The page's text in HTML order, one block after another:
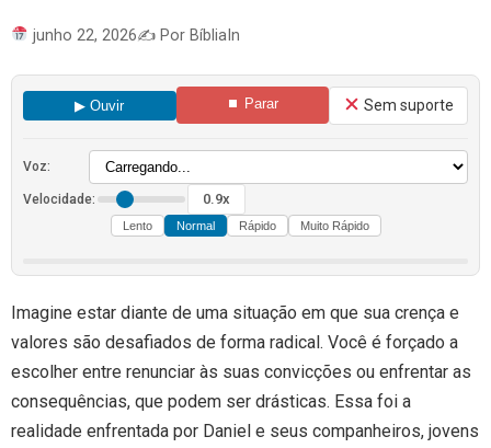
junho 22, 2026✍️ Por BíbliaIn
▶ Ouvir ⏹ Parar Sem suporte
Voz:
Velocidade: 0.9x
Lento Normal Rápido Muito Rápido
Imagine estar diante de uma situação em que sua crença e
valores são desafiados de forma radical. Você é forçado a
escolher entre renunciar às suas convicções ou enfrentar as
consequências, que podem ser drásticas. Essa foi a
realidade enfrentada por Daniel e seus companheiros, jovens